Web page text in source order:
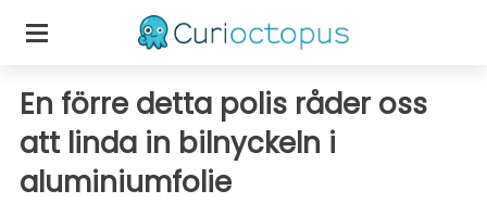
En förre detta polis råder oss
att linda in bilnyckeln i
aluminiumfolie